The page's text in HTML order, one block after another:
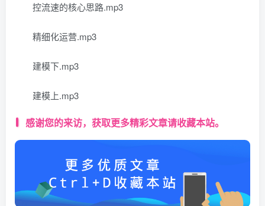
控流速的核心思路.mp3
精细化运营.mp3
建模下.mp3
建模上.mp3
感谢您的来访，获取更多精彩文章请收藏本站。